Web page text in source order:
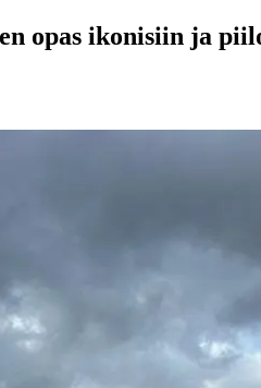
opas ikonisiin ja